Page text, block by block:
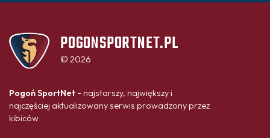
POGONSPORTNET.PL
© 2026
Pogoń SportNet - najstarszy, największy i
najczęściej aktualizowany serwis prowadzony przez
kibiców